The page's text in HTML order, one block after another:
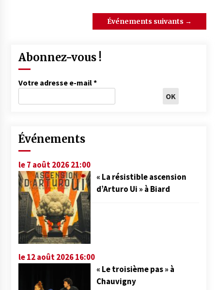
Événements suivants →
Abonnez-vous !
Votre adresse e-mail*
Événements
le 7 août 2026 21:00
« La résistible ascension
d’Arturo Ui » à Biard
le 12 août 2026 16:00
« Le troisième pas » à
Chauvigny